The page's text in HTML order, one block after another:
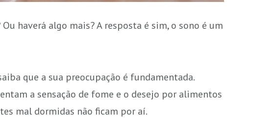
haverá algo mais? A resposta é sim, o sono é um
que a sua preocupação é fundamentada.
a sensação de fome e o desejo por alimentos
mal dormidas não ficam por aí.